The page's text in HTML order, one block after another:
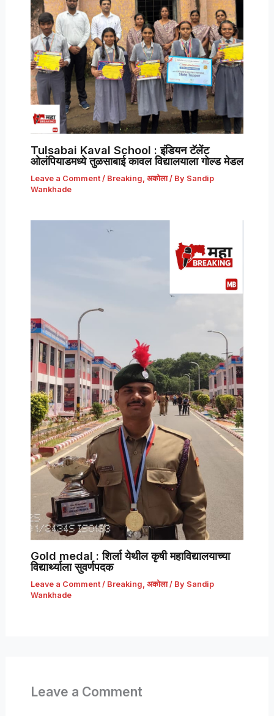
Tulsabai Kaval School : इंडियन टॅलेंट
ओलंपियाडमध्ये तुळसाबाई कावल विद्यालयाला गोल्ड मेडल
Leave a Comment / Breaking अकोला/ By Sandip
Wankhade
Gold medal : शिर्ला येथील कृषी महाविद्यालयाच्या
विद्यार्थ्याला सुवर्णपदक
Leave a Comment / Breaking, अकोला/ By Sandip
Wankhade
Leave a Comment